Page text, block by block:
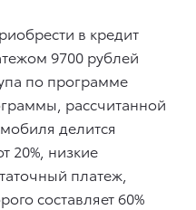
в кредит
9700 рублей
по программе
рассчитанной
делится
20%, низкие
платеж,
составляет 60%